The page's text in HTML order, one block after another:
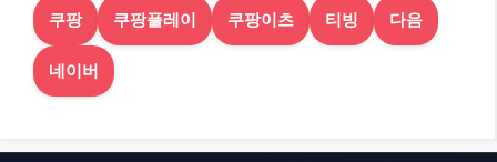
쿠팡 쿠팡플레이 쿠팡이츠 티빙 다음
네이버